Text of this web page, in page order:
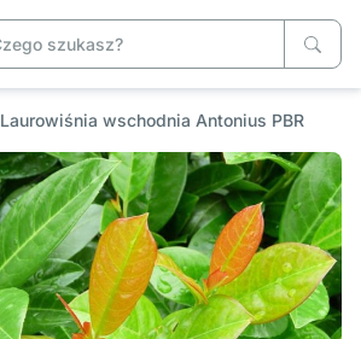
Laurowiśnia wschodnia Antonius PBR